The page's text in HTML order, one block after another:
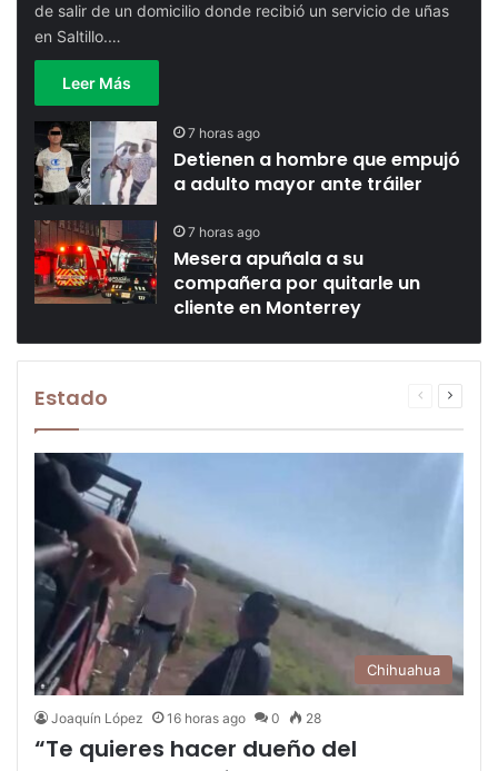
de salir de un domicilio donde recibió un servicio de uñas
en Saltillo.…
Leer Más
7 horas ago
Detienen a hombre que empujó
a adulto mayor ante tráiler
7 horas ago
Mesera apuñala a su
compañera por quitarle un
cliente en Monterrey
Estado
Previous
Next
Chihuahua
Joaquín López 16 horas ago 0 28
“Te quieres hacer dueño del